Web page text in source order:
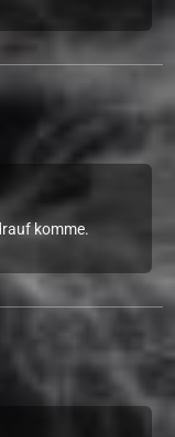
komme.